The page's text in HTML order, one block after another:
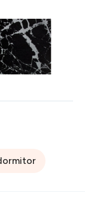
SM 21 -
XW, 80x300